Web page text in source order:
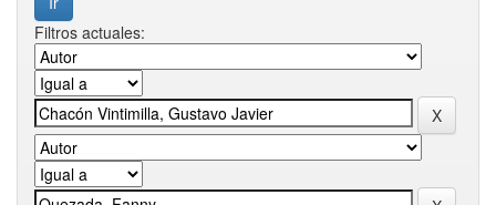
Filtros actuales: